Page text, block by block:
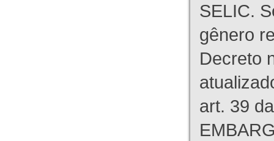
SELIC.
gênero
Decreto
art. 39